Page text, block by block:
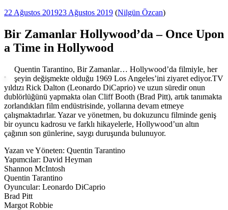
Yayım
22 Ağustos 201923 Ağustos 2019 (Nilgün Özcan)
Bir Zamanlar Hollywood’da – Once Upon
a Time in Hollywood
Quentin Tarantino, Bir Zamanlar… Hollywood’da filmiyle, her
şeyin değişmekte olduğu 1969 Los Angeles’ini ziyaret ediyor.TV
yıldızı Rick Dalton (Leonardo DiCaprio) ve uzun süredir onun
dublörlüğünü yapmakta olan Cliff Booth (Brad Pitt), artık tanımakta
zorlandıkları film endüstrisinde, yollarına devam etmeye
çalışmaktadırlar. Yazar ve yönetmen, bu dokuzuncu filminde geniş
bir oyuncu kadrosu ve farklı hikayelerle, Hollywood’un altın
çağının son günlerine, saygı duruşunda bulunuyor.
Yazan ve Yöneten: Quentin Tarantino
Yapımcılar: David Heyman
Shannon McIntosh
Quentin Tarantino
Oyuncular: Leonardo DiCaprio
Brad Pitt
Margot Robbie